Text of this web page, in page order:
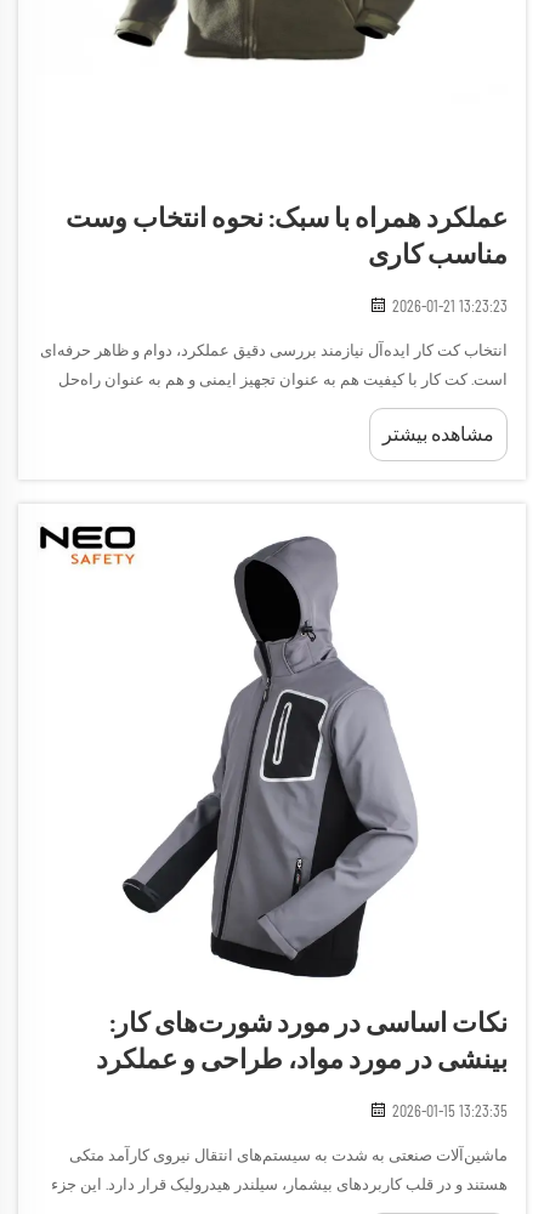
عملکرد همراه با سبک: نحوه انتخاب وست
مناسب کاری
2026-01-21 13:23:23
انتخاب کت کار ایده‌آل نیازمند بررسی دقیق عملکرد، دوام و ظاهر حرفه‌ای
است. کت کار با کیفیت هم به عنوان تجهیز ایمنی و هم به عنوان راه‌حل
عملی برای نگهداری ابزار و تجهیزات در صنایع مختلف عمل می‌کند...
مشاهده بیشتر
نکات اساسی در مورد شورت‌های کار:
بینشی در مورد مواد، طراحی و عملکرد
2026-01-15 13:23:35
ماشین‌آلات صنعتی به شدت به سیستم‌های انتقال نیروی کارآمد متکی
هستند و در قلب کاربردهای بیشمار، سیلندر هیدرولیک قرار دارد. این جزء